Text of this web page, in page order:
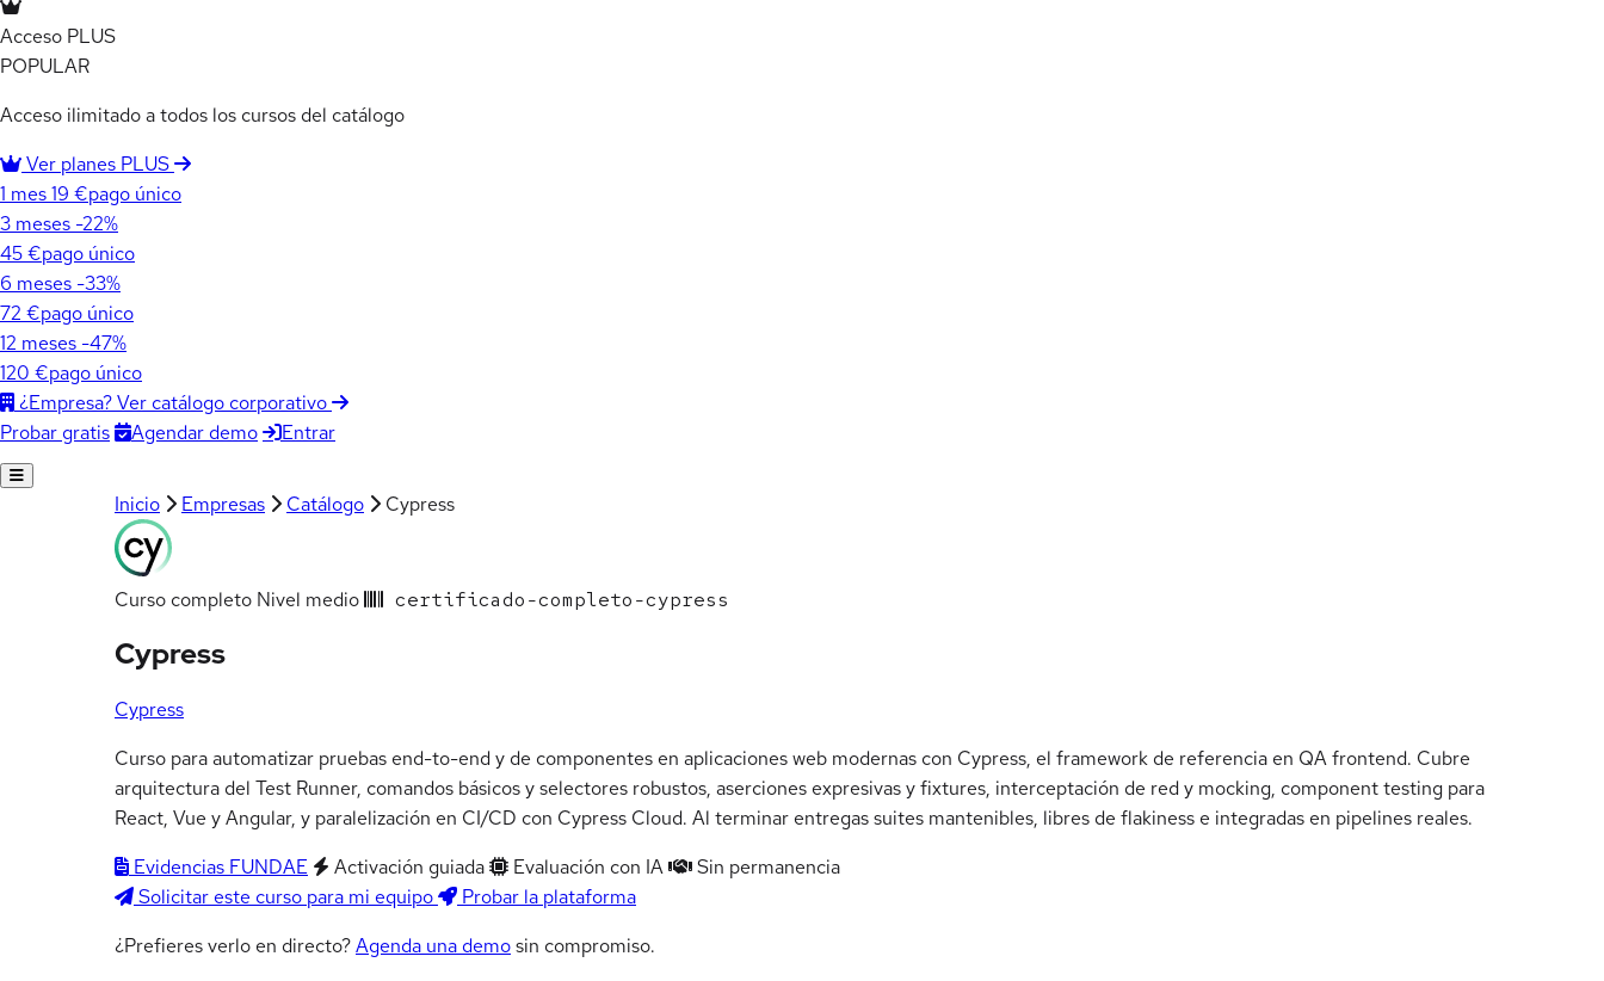
Acceso PLUS
POPULAR
Acceso ilimitado a todos los cursos del catálogo
Ver planes PLUS
1 mes19 €pago único
3 meses -22%
45 €pago único
6 meses -33%
72 €pago único
12 meses -47%
120 €pago único
¿Empresa? Ver catálogo corporativo
Probar gratis
Agendar demo Entrar
Inicio Empresas Catálogo Cypress
Curso completo Nivel medio certificado-completo-cypress
Cypress
Cypress
Curso para automatizar pruebas end-to-end y de componentes en aplicaciones web modernas con Cypress, el framework de referencia en QA frontend. Cubre
arquitectura del Test Runner, comandos básicos y selectores robustos, aserciones expresivas y fixtures, interceptación de red y mocking, component testing para
React, Vue y Angular, y paralelización en CI/CD con Cypress Cloud. Al terminar entregas suites mantenibles, libres de flakiness e integradas en pipelines reales.
Evidencias FUNDAE
Activación guiada Evaluación con IA
Sin permanencia
Solicitar este curso para mi equipo
Probar la plataforma
¿Prefieres verlo en directo?Agenda una demosin compromiso.